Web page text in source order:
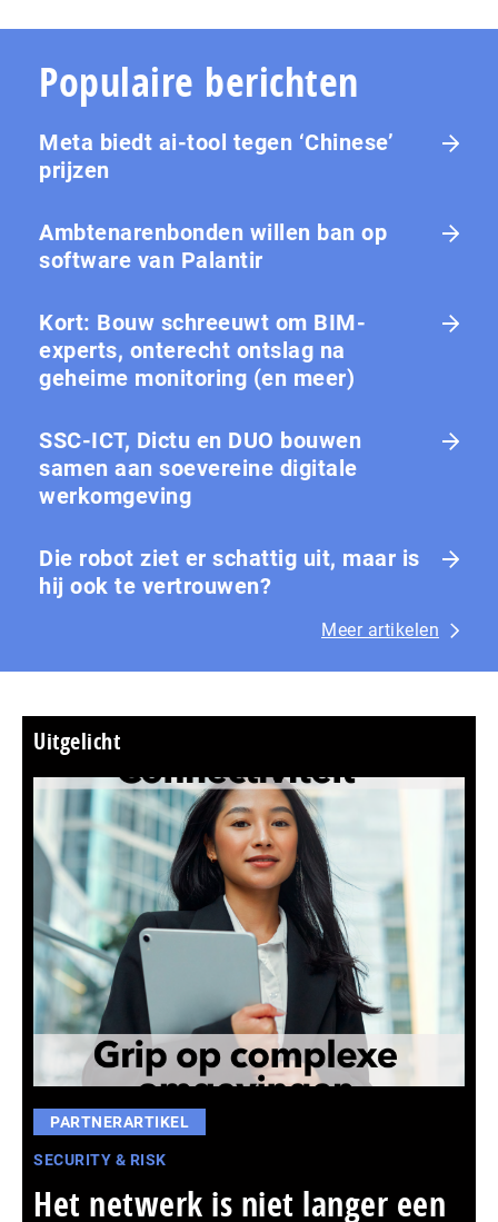
Populaire berichten
Meta biedt ai-tool tegen ‘Chinese’
prijzen
Ambtenarenbonden willen ban op
software van Palantir
Kort: Bouw schreeuwt om BIM-
experts, onterecht ontslag na
geheime monitoring (en meer)
SSC-ICT, Dictu en DUO bouwen
samen aan soevereine digitale
werkomgeving
Die robot ziet er schattig uit, maar is
hij ook te vertrouwen?
Meer artikelen
Uitgelicht
PARTNERARTIKEL
SECURITY & RISK
Het netwerk is niet langer een